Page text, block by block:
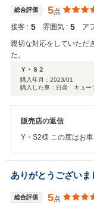
総合評価 5点
接客 : 5 雰囲気 : 5 ア
親切な対応をしていただ
た。
Ｙ・Ｓ２
購入年月： 2023/01
購入した車：日産 キュ
販売店の返信
Y・S2様 この度はお車ご購入いただきまして誠にありがとうございま
ませ。
ありがとうございま
総合評価 5点